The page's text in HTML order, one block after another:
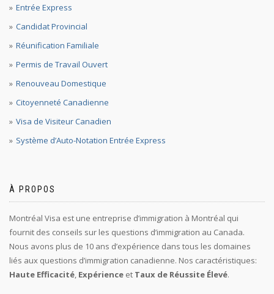
Entrée Express
Candidat Provincial
Réunification Familiale
Permis de Travail Ouvert
Renouveau Domestique
Citoyenneté Canadienne
Visa de Visiteur Canadien
Système d’Auto-Notation Entrée Express
À PROPOS
Montréal Visa est une entreprise d’immigration à Montréal qui
fournit des conseils sur les questions d’immigration au Canada.
Nous avons plus de 10 ans d’expérience dans tous les domaines
liés aux questions d’immigration canadienne. Nos caractéristiques:
Haute Efficacité Expérience et Taux de Réussite Élevé.